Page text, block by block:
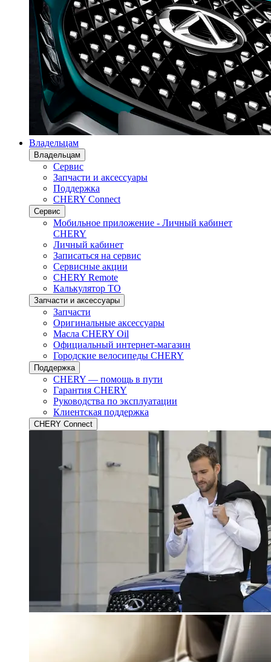
Владельцам
Владельцам
Сервис
Запчасти и аксессуары
Поддержка
CHERY Connect
Сервис
Мобильное приложение - Личный кабинет
CHERY
Личный кабинет
Записаться на сервис
Сервисные акции
CHERY Remote
Калькулятор ТО
Запчасти и аксессуары
Запчасти
Оригинальные аксессуары
Масла CHERY Oil
Официальный интернет-магазин
Городские велосипеды CHERY
Поддержка
CHERY — помощь в пути
Гарантия CHERY
Руководства по эксплуатации
Клиентская поддержка
CHERY Connect